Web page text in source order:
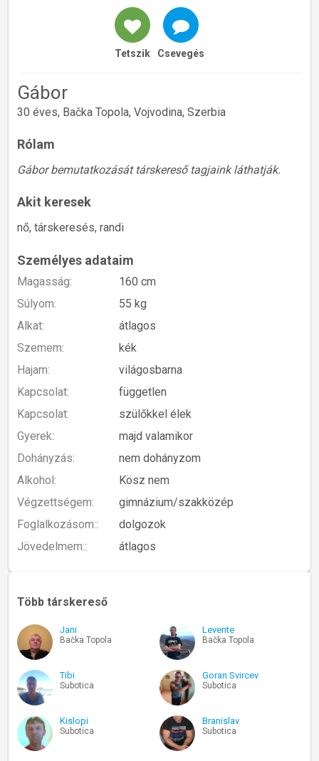
Tetszik Csevegés
Gábor
30 éves, Bačka Topola, Vojvodina, Szerbia
Rólam
Gábor bemutatkozását társkereső tagjaink láthatják.
Akit keresek
nő, társkeresés, randi
Személyes adataim
Magasság:
160 cm
Súlyom:
55 kg
Alkat:
átlagos
Szemem:
kék
Hajam:
világosbarna
Kapcsolat:
független
Kapcsolat:
szülőkkel élek
Gyerek:
majd valamikor
Dohányzás:
nem dohányzom
Alkohol:
Kösz nem
Végzettségem:
gimnázium/szakközép
Foglalkozásom::
dolgozok
Jövedelmem::
átlagos
Több társkereső
Jani
Bačka Topola
Levente
Bačka Topola
Tibi
Subotica
Goran Svircev
Subotica
Kislopi
Subotica
Branislav
Subotica